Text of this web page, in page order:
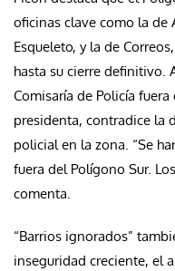
oficinas clave como la de
Esqueleto, y la de
hasta su cierre definitivo.
Comisaría de Policía
presidenta, contradice la
policial en la zona. “Se
fuera del Polígono Sur.
comenta.
“Barrios ignorados”
inseguridad creciente, el